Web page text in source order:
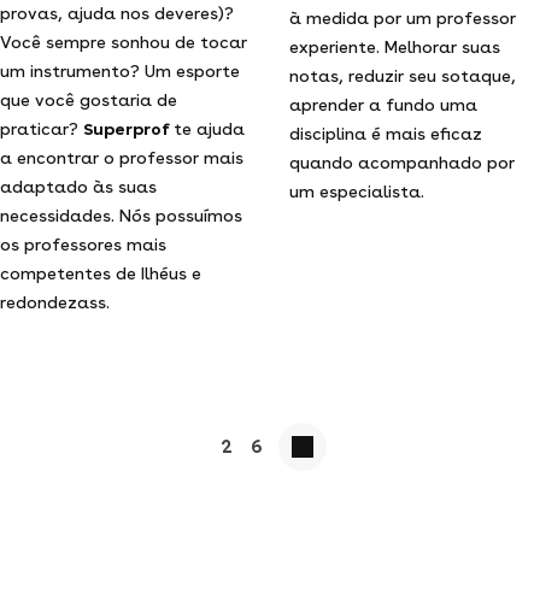
provas, ajuda nos deveres)?
Você sempre sonhou de tocar
um instrumento? Um esporte
que você gostaria de
praticar? Superprof te ajuda
a encontrar o professor mais
adaptado às suas
necessidades. Nós possuímos
os professores mais
competentes de Ilhéus e
redondezass.
à medida por um professor
experiente. Melhorar suas
notas, reduzir seu sotaque,
aprender a fundo uma
disciplina é mais eficaz
quando acompanhado por
um especialista.
2 6